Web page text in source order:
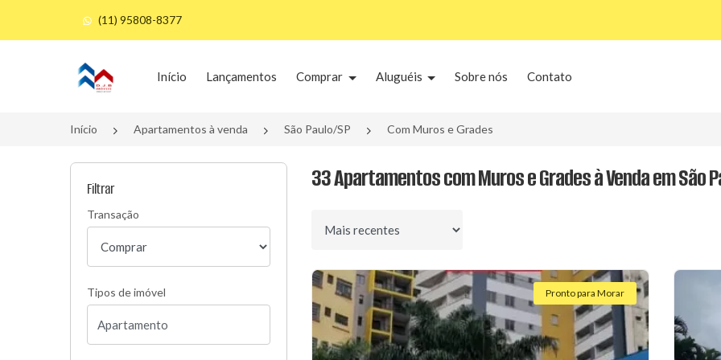
(11) 95808-8377
Página inicial
Início Lançamentos Comprar Aluguéis Sobre nós Contato
Início Apartamentos à venda São Paulo/SP Com Muros e Grades
Filtrar
Transação
Tipos de imóvel
33 Apartamentos com Muros e Grades à Venda em São
Ordenar por
Pronto para Morar